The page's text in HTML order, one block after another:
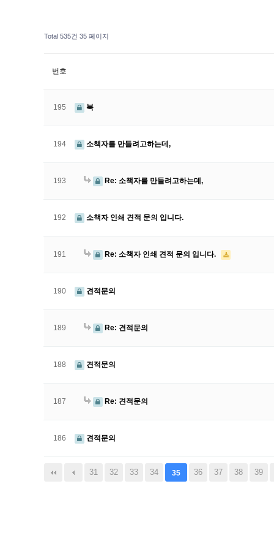
Total 535건 35 페이지
번호
195 북
194 소책자를 만들려고하는데,
193 Re: 소책자를 만들려고하는데,
192 소책자 인쇄 견적 문의 입니다.
191 Re: 소책자 인쇄 견적 문의 입니다.
190 견적문의
189 Re: 견적문의
188 견적문의
187 Re: 견적문의
186 견적문의
31 32 33 34 35 36 37 38 39